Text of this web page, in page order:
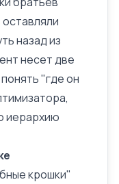
назад из
несет две
"где он
иерархию
крошки"